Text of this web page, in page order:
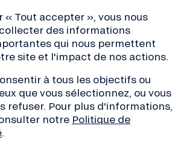
propose un spray d’ambiance bio,
:
MÊME PAS PEUR DU MOUSTIGRE .
de citronnelle , surtout connue
!
« Tout accepter », vous nous
des informations
qui nous permettent
site et l'impact de nos actions.
à tous les objectifs ou
que vous sélectionnez, ou vous
refuser. Pour plus d'informations,
notre Politique de
.